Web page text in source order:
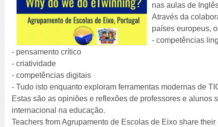
nas aulas de
Através da
países europeus,
- competências
- pensamento crítico
- criatividade
- competências digitais
- Tudo isto enquanto exploram ferramentas modernas de
Estas são as opiniões e reflexões de professores e alunos
internacional na educação.
Teachers from Agrupamento de Escolas de Eixo share